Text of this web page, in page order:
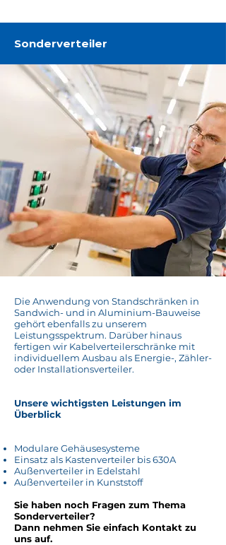
Sonderverteiler
Die Anwendung von Standschränken in
Sandwich- und in Aluminium-Bauweise
gehört ebenfalls zu unserem
Leistungsspektrum. Darüber hinaus
fertigen wir Kabelverteilerschränke mit
individuellem Ausbau als Energie-, Zähler-
oder Installationsverteiler.
Unsere wichtigsten Leistungen im
Überblick
Modulare Gehäusesysteme
Einsatz als Kastenverteiler bis 630A
Außenverteiler in Edelstahl
Außenverteiler in Kunststoff
Sie haben noch Fragen zum Thema
Sonderverteiler?
Dann nehmen Sie einfach Kontakt zu
uns auf.